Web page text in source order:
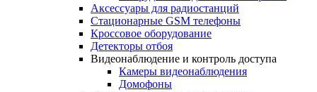
Аксессуары для радиостанций
Стационарные GSM телефоны
Кроссовое оборудование
Детекторы отбоя
Видеонаблюдение и контроль доступа
Камеры видеонаблюдения
Домофоны